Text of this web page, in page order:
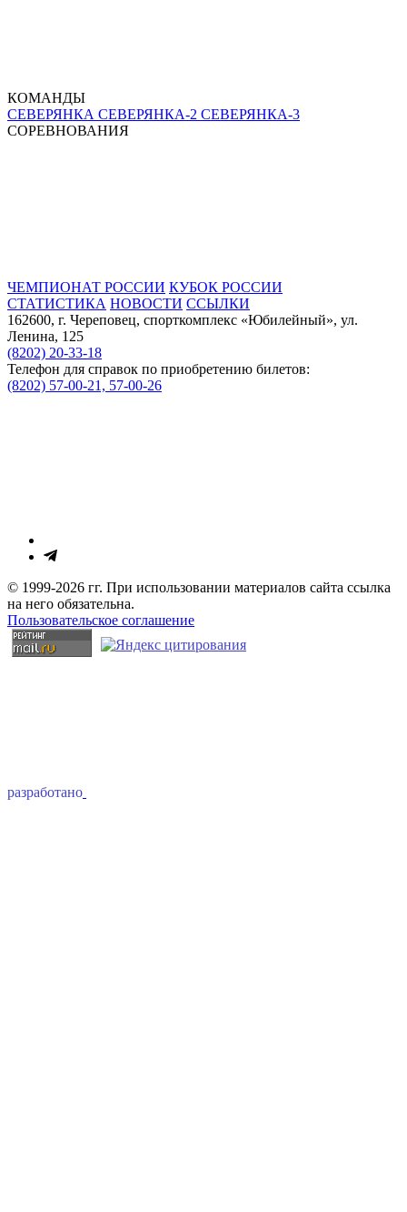
КОМАНДЫ
СЕВЕРЯНКА СЕВЕРЯНКА-2 СЕВЕРЯНКА-3
СОРЕВНОВАНИЯ
ЧЕМПИОНАТ РОССИИ КУБОК РОССИИ
СТАТИСТИКА НОВОСТИ ССЫЛКИ
162600, г. Череповец, спорткомплекс «Юбилейный», ул.
Ленина, 125
(8202) 20-33-18
Телефон для справок по приобретению билетов:
(8202) 57-00-21, 57-00-26
© 1999-2026 гг. При использовании материалов сайта ссылка
на него обязательна.
Пользовательское соглашение
разработано